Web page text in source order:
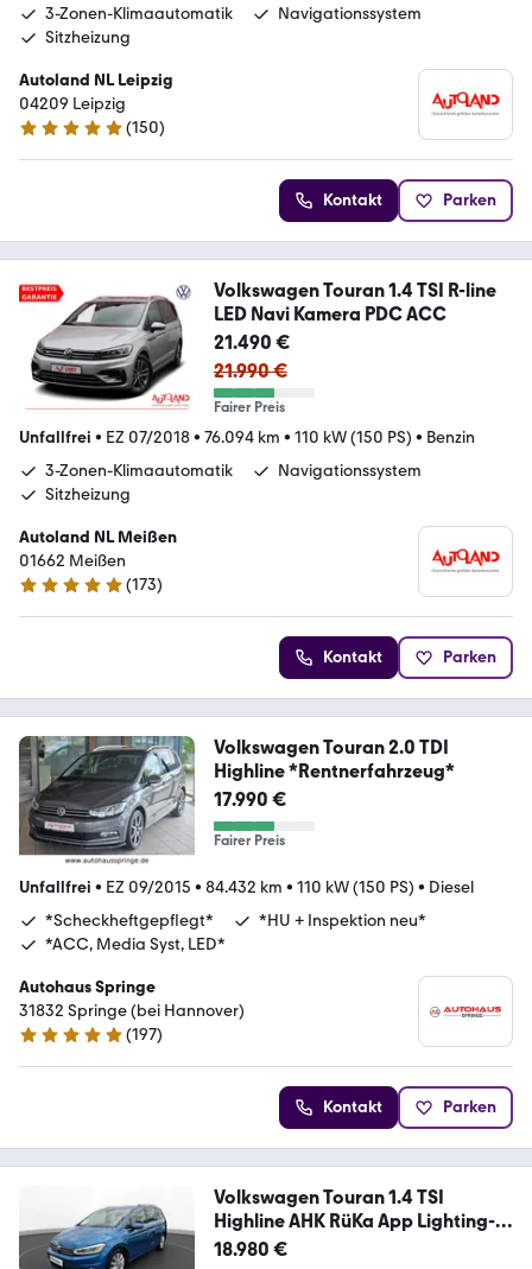
3-Zonen-Klimaautomatik
Navigationssystem
Sitzheizung
Autoland NL Leipzig
04209 Leipzig
4.8 Sterne
(150)
Kontakt Parken
Volkswagen Touran 1.4 TSI R-line
LED Navi Kamera PDC ACC
21.490 €
21.990 €
Fairer Preis
Unfallfrei • EZ 07/2018• 76.094 km • 110 kW (150 PS) • Benzin
3-Zonen-Klimaautomatik
Navigationssystem
Sitzheizung
Autoland NL Meißen
01662 Meißen
4.8 Sterne
(173)
Kontakt Parken
Volkswagen Touran 2.0 TDI
Highline *Rentnerfahrzeug*
17.990 €
Fairer Preis
Unfallfrei • EZ 09/2015 • 84.432 km • 110 kW (150 PS) • Diesel
*Scheckheftgepflegt*
*HU + Inspektion neu*
*ACC, Media Syst, LED*
Autohaus Springe
31832 Springe (bei Hannover)
5 Sterne
(197)
Kontakt Parken
Volkswagen Touran 1.4 TSI
Highline AHK RüKa App Lighting-
Pa
18.980 €